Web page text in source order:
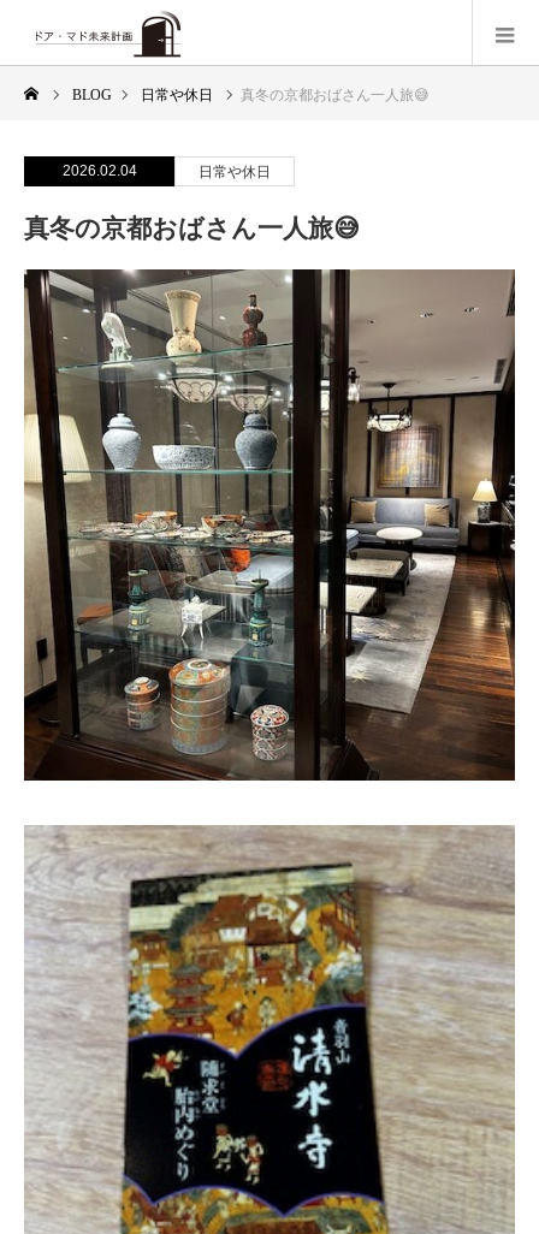
BLOG 日常や休日 真冬の京都おばさん一人旅😅
2026.02.04 日常や休日
真冬の京都おばさん一人旅😅